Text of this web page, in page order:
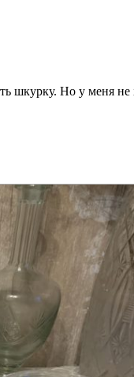
шкурку. Но у меня не